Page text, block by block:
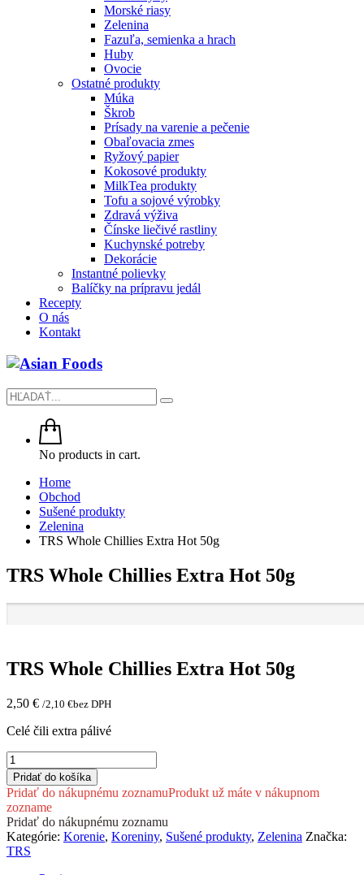
Morské riasy
Zelenina
Fazuľa, semienka a hrach
Huby
Ovocie
Ostatné produkty
Múka
Škrob
Prísady na varenie a pečenie
Obaľovacia zmes
Ryžový papier
Kokosové produkty
MilkTea produkty
Tofu a sojové výrobky
Zdravá výživa
Čínske liečivé rastliny
Kuchynské potreby
Dekorácie
Instantné polievky
Balíčky na prípravu jedál
Recepty
O nás
Kontakt
No products in cart.
Home
Obchod
Sušené produkty
Zelenina
TRS Whole Chillies Extra Hot 50g
TRS Whole Chillies Extra Hot 50g
TRS Whole Chillies Extra Hot 50g
2,50 € /2,10 €bez DPH
Celé čili extra pálivé
množstvo
TRS
Whole
Chillies
Extra
Hot 50g
Pridať do košíka
Pridať do nákupnému zoznamuProdukt už máte v nákupnom
zozname
Pridať do nákupnému zoznamu
Kategórie: Korenie, Koreniny, Sušené produkty, Zelenina Značka:
TRS